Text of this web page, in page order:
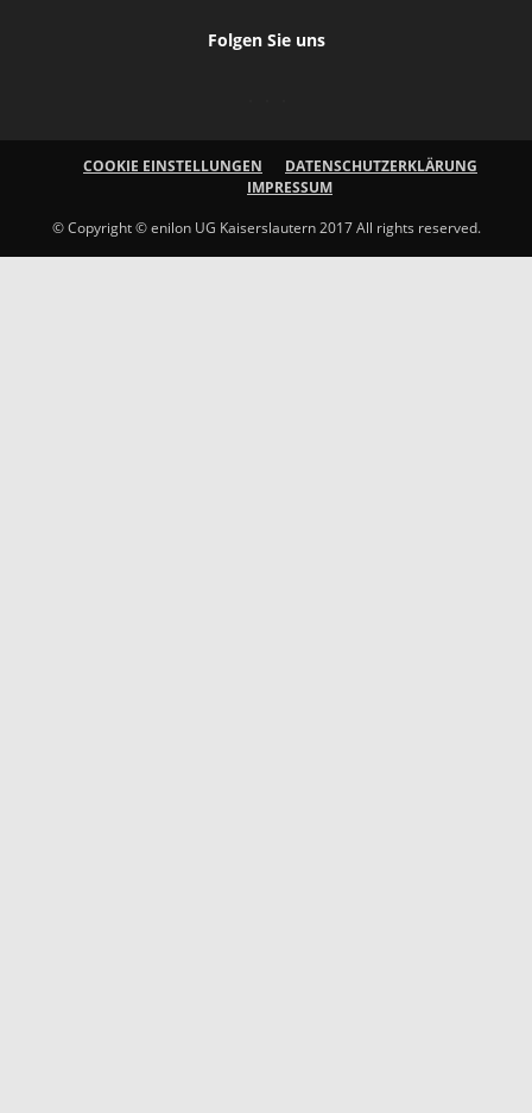
Folgen Sie uns
COOKIE EINSTELLUNGEN
DATENSCHUTZERKLÄRUNG
IMPRESSUM
© Copyright © enilon UG Kaiserslautern 2017 All rights reserved.